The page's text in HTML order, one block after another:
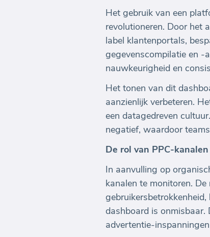
Het gebruik van een
revolutioneren. Door het
label klantenportals,
gegevenscompilatie en -
nauwkeurigheid en
Het tonen van dit
aanzienlijk verbeteren.
een datagedreven
negatief, waardoor
De rol van PPC-
In aanvulling op
kanalen te monitoren.
dashboard is onmisbaar.
advertentie-